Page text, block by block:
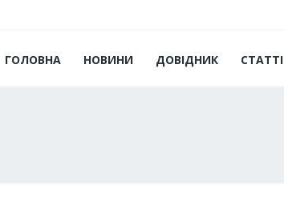
ГОЛОВНА НОВИНИ ДОВІДНИК СТАТТІ